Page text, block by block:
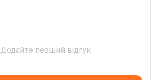
Додайте перший відгук